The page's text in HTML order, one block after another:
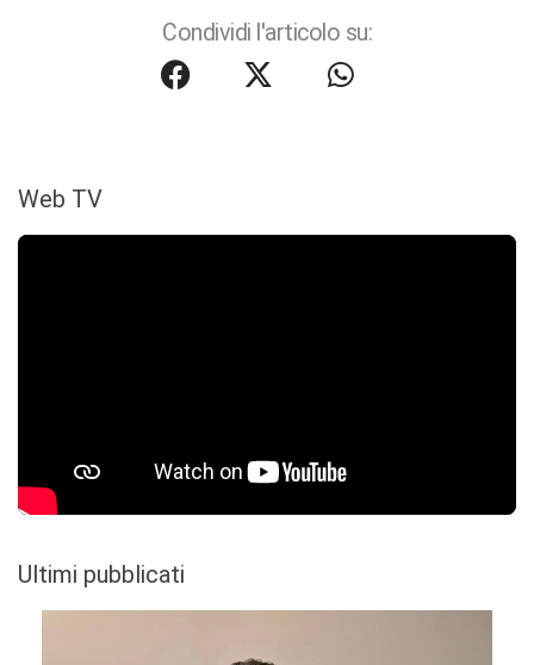
Condividi l'articolo su:
Web TV
Ultimi pubblicati